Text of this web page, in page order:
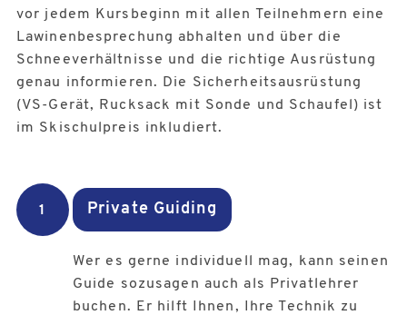
vor jedem Kursbeginn mit allen Teilnehmern eine
Lawinenbesprechung abhalten und über die
Schneeverhältnisse und die richtige Ausrüstung
genau informieren. Die Sicherheitsausrüstung
(VS-Gerät, Rucksack mit Sonde und Schaufel) ist
im Skischulpreis inkludiert.
1 Private Guiding
Wer es gerne individuell mag, kann seinen
Guide sozusagen auch als Privatlehrer
buchen. Er hilft Ihnen, Ihre Technik zu